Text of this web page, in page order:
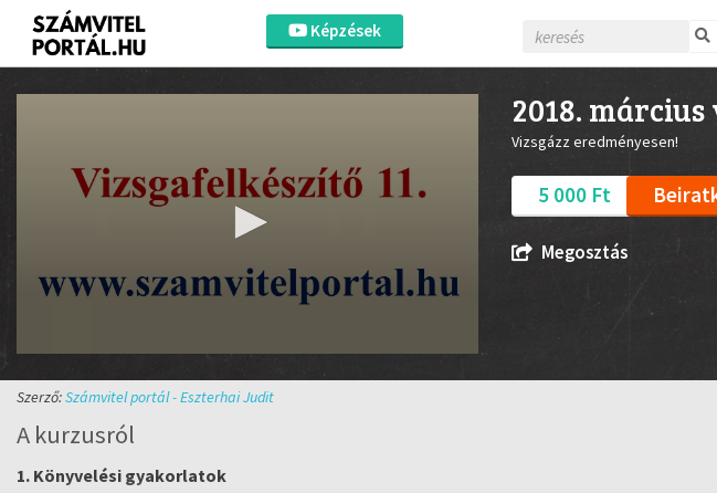
Képzések
seconds
of
minutes,
0 Volume
90%
2018.
Vizsgázz eredményesen!
5 000 Ft
Megosztás
Szerző:Számvitel portál - Eszterhai Judit
A kurzusról
1. Könyvelési gyakorlatok